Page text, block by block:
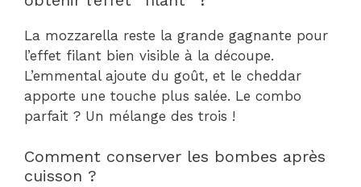
La mozzarella reste la grande gagnante pour
l’effet filant bien visible à la découpe.
L’emmental ajoute du goût, et le cheddar
apporte une touche plus salée. Le combo
parfait ? Un mélange des trois !
Comment conserver les bombes après
cuisson ?